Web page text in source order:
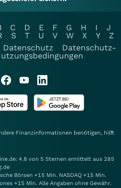
C D E F G H I
J
S T U V W X Y
Z
Datenschutz
Datenschutz-
Finanzinformationen benötigen, hilft
4.8 von 5 Sternen ermittelt aus 285
Börsen +15 Min. NASDAQ +15 Min.
+15 Min. Alle Angaben ohne Gewähr.